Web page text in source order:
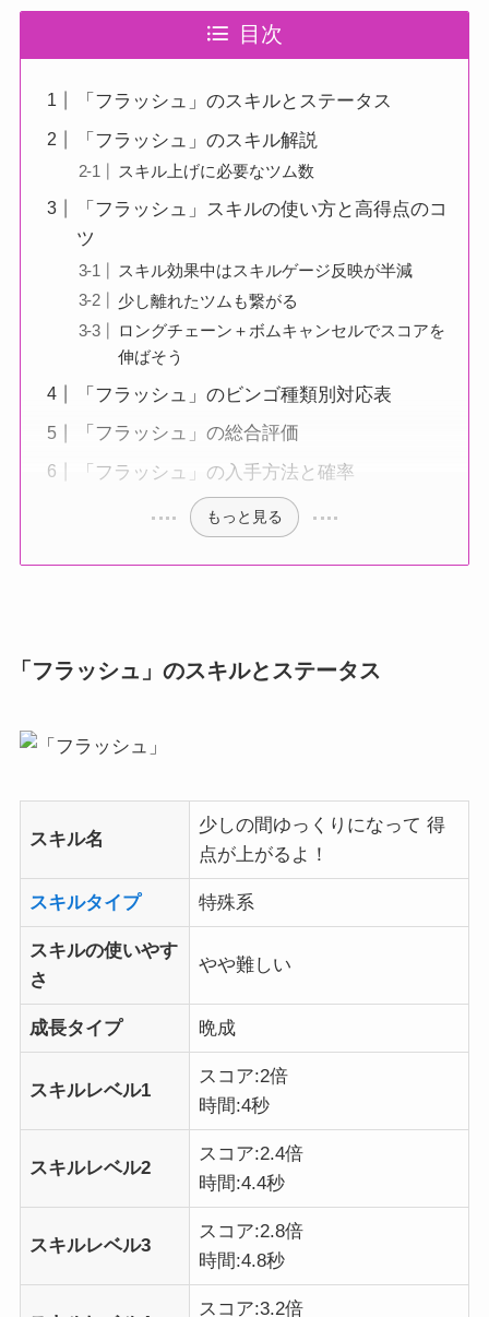
目次
「フラッシュ」のスキルとステータス
「フラッシュ」のスキル解説
スキル上げに必要なツム数
「フラッシュ」スキルの使い方と高得点のコ
ツ
スキル効果中はスキルゲージ反映が半減
少し離れたツムも繋がる
ロングチェーン＋ボムキャンセルでスコアを
伸ばそう
「フラッシュ」のビンゴ種類別対応表
「フラッシュ」の総合評価
「フラッシュ」の入手方法と確率
もっと見る
「フラッシュ」のスキルとステータス
スキル名
少しの間ゆっくりになって 得
点が上がるよ！
スキルタイプ 特殊系
スキルの使いやす
さ
やや難しい
成長タイプ 晩成
スキルレベル1
スコア:2倍
時間:4秒
スキルレベル2
スコア:2.4倍
時間:4.4秒
スキルレベル3
スコア:2.8倍
時間:4.8秒
スコア:3.2倍